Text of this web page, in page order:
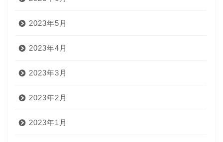
2023年5月
2023年4月
2023年3月
2023年2月
2023年1月